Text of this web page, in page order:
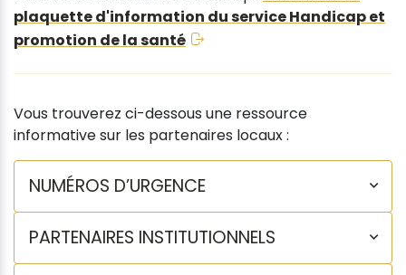
plaquette d'information du service Handicap et
promotion de la santé
Vous trouverez ci-dessous une ressource
informative sur les partenaires locaux :
NUMÉROS D’URGENCE
PARTENAIRES INSTITUTIONNELS